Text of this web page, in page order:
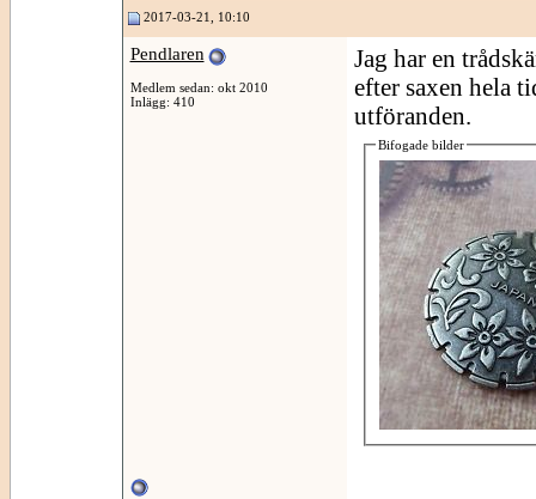
2017-03-21, 10:10
Pendlaren
Medlem sedan: okt 2010
Inlägg: 410
Jag har en
efter saxen hela
utföranden.
Bifogade bilder